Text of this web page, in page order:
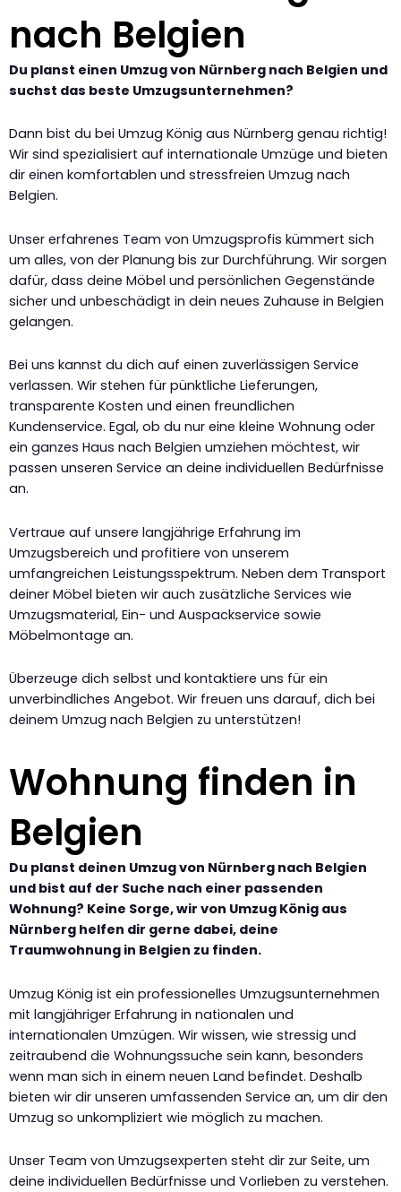
nach Belgien
Du planst einen Umzug von Nürnberg nach Belgien und
suchst das beste Umzugsunternehmen?
Dann bist du bei Umzug König aus Nürnberg genau richtig!
Wir sind spezialisiert auf internationale Umzüge und bieten
dir einen komfortablen und stressfreien Umzug nach
Belgien.
Unser erfahrenes Team von Umzugsprofis kümmert sich
um alles, von der Planung bis zur Durchführung. Wir sorgen
dafür, dass deine Möbel und persönlichen Gegenstände
sicher und unbeschädigt in dein neues Zuhause in Belgien
gelangen.
Bei uns kannst du dich auf einen zuverlässigen Service
verlassen. Wir stehen für pünktliche Lieferungen,
transparente Kosten und einen freundlichen
Kundenservice. Egal, ob du nur eine kleine Wohnung oder
ein ganzes Haus nach Belgien umziehen möchtest, wir
passen unseren Service an deine individuellen Bedürfnisse
an.
Vertraue auf unsere langjährige Erfahrung im
Umzugsbereich und profitiere von unserem
umfangreichen Leistungsspektrum. Neben dem Transport
deiner Möbel bieten wir auch zusätzliche Services wie
Umzugsmaterial, Ein- und Auspackservice sowie
Möbelmontage an.
Überzeuge dich selbst und kontaktiere uns für ein
unverbindliches Angebot. Wir freuen uns darauf, dich bei
deinem Umzug nach Belgien zu unterstützen!
Wohnung finden in
Belgien
Du planst deinen Umzug von Nürnberg nach Belgien
und bist auf der Suche nach einer passenden
Wohnung? Keine Sorge, wir von Umzug König aus
Nürnberg helfen dir gerne dabei, deine
Traumwohnung in Belgien zu finden.
Umzug König ist ein professionelles Umzugsunternehmen
mit langjähriger Erfahrung in nationalen und
internationalen Umzügen. Wir wissen, wie stressig und
zeitraubend die Wohnungssuche sein kann, besonders
wenn man sich in einem neuen Land befindet. Deshalb
bieten wir dir unseren umfassenden Service an, um dir den
Umzug so unkompliziert wie möglich zu machen.
Unser Team von Umzugsexperten steht dir zur Seite, um
deine individuellen Bedürfnisse und Vorlieben zu verstehen.